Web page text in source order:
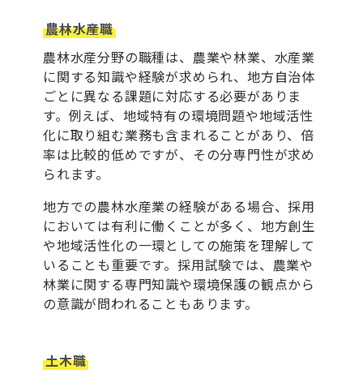
農林水産職
農林水産分野の職種は、農業や林業、水産業
に関する知識や経験が求められ、地方自治体
ごとに異なる課題に対応する必要がありま
す。例えば、地域特有の環境問題や地域活性
化に取り組む業務も含まれることがあり、倍
率は比較的低めですが、その分専門性が求め
られます。
地方での農林水産業の経験がある場合、採用
においては有利に働くことが多く、地方創生
や地域活性化の一環としての施策を理解して
いることも重要です。採用試験では、農業や
林業に関する専門知識や環境保護の観点から
の意識が問われることもあります。
土木職